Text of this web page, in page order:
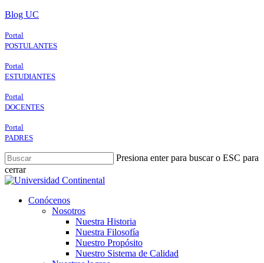
Skip
main
content
Blog UC
Portal
POSTULANTES
Portal
ESTUDIANTES
Portal
DOCENTES
Portal
PADRES
Presiona enter para buscar o ESC para
cerrar
Close
search
Menu
Conócenos
Nosotros
Nuestra Historia
Nuestra Filosofía
Nuestro Propósito
Nuestro Sistema de Calidad